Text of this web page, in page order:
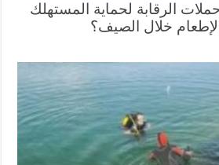
لحماية المستهلك
خلال الصيف؟